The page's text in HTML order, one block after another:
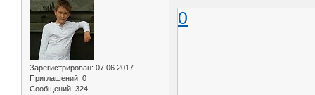
Зарегистрирован: 07.06.2017
Приглашений: 0
Сообщений: 324
0